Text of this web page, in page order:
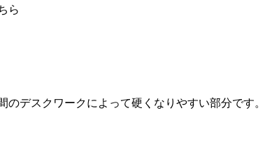
ら
のデスクワークによって硬くなりやすい部分です。